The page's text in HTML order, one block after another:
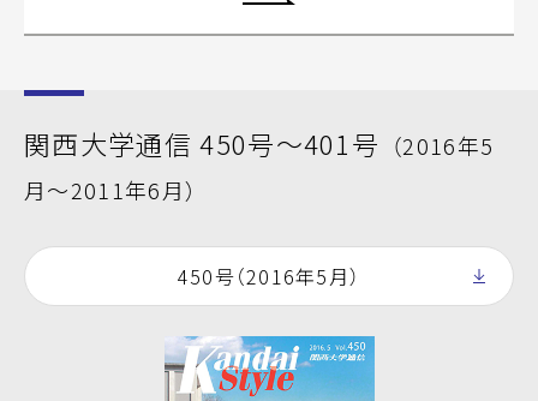
関西大学通信 450号～401号 （2016年5
月～2011年6月）
450号（2016年5月）